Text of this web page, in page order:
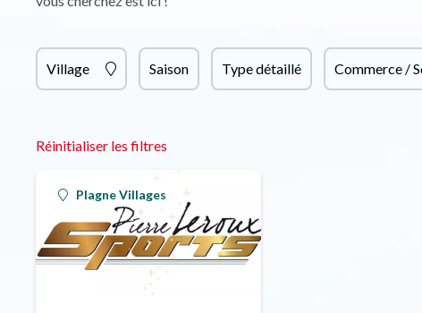
Village Saison Type détaillé Commerce /
Réinitialiser les filtres
Plagne Villages